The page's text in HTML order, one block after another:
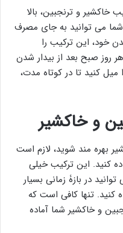
خاکشیر و ترنجبین، بالا
می توانید به جای مصرف
خود، این ترکیب را
روز صبح بعد از بیدار شدن
کنید تا در کوتاه مدت،
و خاکشیر
بهره مند شوید، لازم است
کنید. این ترکیب خیلی
در بازۀ زمانی بسیار
کنید. تنها کافی است که
و خاکشیر شما آماده